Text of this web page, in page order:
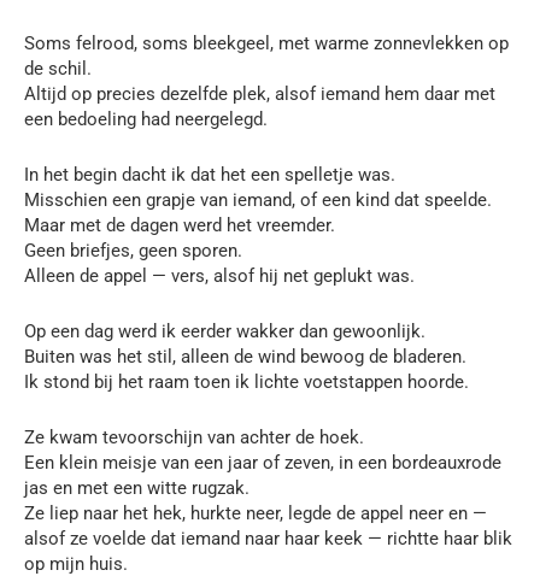
Soms felrood, soms bleekgeel, met warme zonnevlekken op
de schil.
Altijd op precies dezelfde plek, alsof iemand hem daar met
een bedoeling had neergelegd.
In het begin dacht ik dat het een spelletje was.
Misschien een grapje van iemand, of een kind dat speelde.
Maar met de dagen werd het vreemder.
Geen briefjes, geen sporen.
Alleen de appel — vers, alsof hij net geplukt was.
Op een dag werd ik eerder wakker dan gewoonlijk.
Buiten was het stil, alleen de wind bewoog de bladeren.
Ik stond bij het raam toen ik lichte voetstappen hoorde.
Ze kwam tevoorschijn van achter de hoek.
Een klein meisje van een jaar of zeven, in een bordeauxrode
jas en met een witte rugzak.
Ze liep naar het hek, hurkte neer, legde de appel neer en —
alsof ze voelde dat iemand naar haar keek — richtte haar blik
op mijn huis.